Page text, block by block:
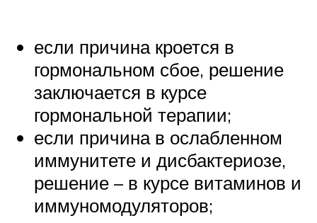
если причина кроется в
гормональном сбое, решение
заключается в курсе
гормональной терапии;
если причина в ослабленном
иммунитете и дисбактериозе,
решение – в курсе витаминов и
иммуномодуляторов;